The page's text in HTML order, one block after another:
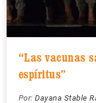
“Las vacunas
espíritus”
Por: Dayana Stable